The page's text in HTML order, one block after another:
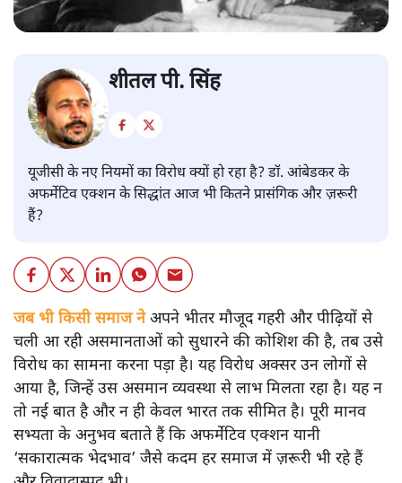
शीतल पी. सिंह
यूजीसी के नए नियमों का विरोध क्यों हो रहा है? डॉ. आंबेडकर के
अफर्मेटिव एक्शन के सिद्धांत आज भी कितने प्रासंगिक और ज़रूरी
हैं?
जब भी किसी समाज नेअपने भीतर मौजूद गहरी और पीढ़ियों से
चली आ रही असमानताओं को सुधारने की कोशिश की है, तब उसे
विरोध का सामना करना पड़ा है। यह विरोध अक्सर उन लोगों से
आया है, जिन्हें उस असमान व्यवस्था से लाभ मिलता रहा है। यह न
तो नई बात है और न ही केवल भारत तक सीमित है। पूरी मानव
सभ्यता के अनुभव बताते हैं कि अफर्मेटिव एक्शन यानी
‘सकारात्मक भेदभाव’ जैसे कदम हर समाज में ज़रूरी भी रहे हैं